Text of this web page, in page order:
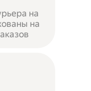
на
на